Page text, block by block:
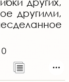
других,
другими,
0